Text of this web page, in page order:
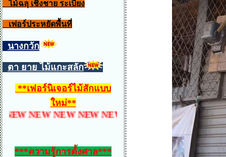
ไม้ฉลุ เชิงชาย ระเบียง
เฟอร์ประหยัดพื้นที่
นางกวัก
ตา ยาย ไม้แกะสลัก
**เฟอร์นิเจอร์ไม้สักแบบ
ใหม่**
NEW NEW NEW NEW NEW NEW NEW NEW
***ความรู้การตั้งศาล***